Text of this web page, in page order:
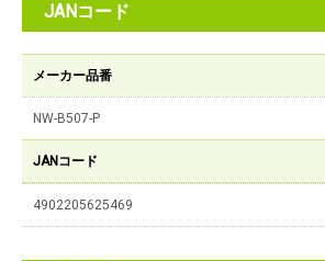
JANコード
メーカー品番
NW-B507-P
JANコード
4902205625469